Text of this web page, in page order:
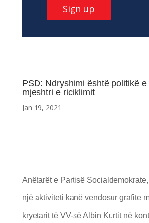
Sign up
PSD: Ndryshimi është politikë e
mjeshtri e riciklimit
Jan 19, 2021
Anëtarët e Partisë
një aktiviteti kanë vendosur grafite
kryetarit të VV-së Albin Kurtit në